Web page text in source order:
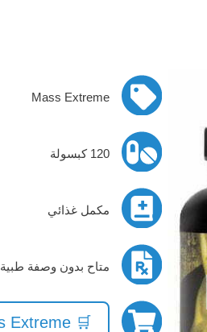
Mass Extreme
120 كبسولة
مكمل غذائي
متاح بدون وصفة طبية
🛒 Mass Extreme